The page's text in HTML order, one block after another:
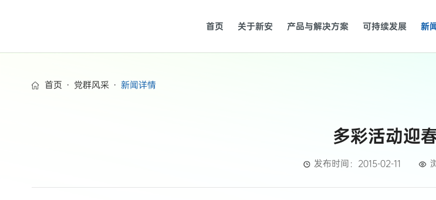
首页 关于新安 产品与解决方案 可持续发展 新
首页 · 党群风采 · 新闻详情
多彩活动迎
发布时间：2015-02-11